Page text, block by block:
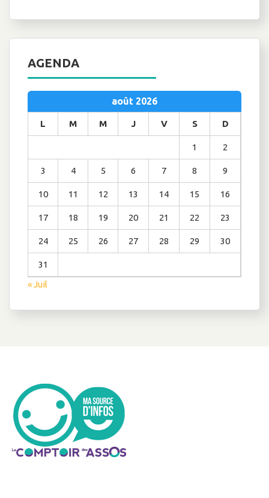
AGENDA
août 2026
L M M J V S D
1 2
3 4 5 6 7 8 9
10 11 12 13 14 15 16
17 18 19 20 21 22 23
24 25 26 27 28 29 30
31
« Juil